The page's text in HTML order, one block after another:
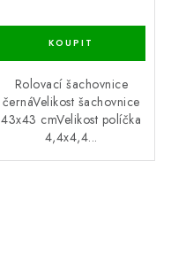
Rolovací šachovnice
černáVelikost šachovnice
43x43 cmVelikost políčka
4,4x4,4...